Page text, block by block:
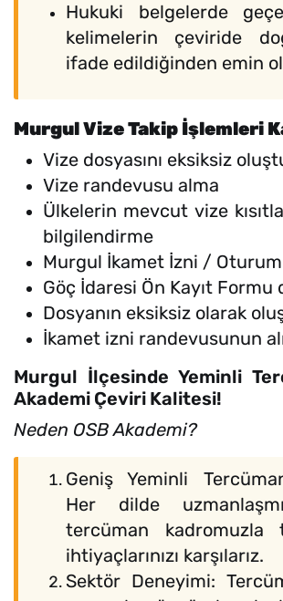
Hukuki belgelerde
kelimelerin çeviride
ifade edildiğinden emin
Murgul Vize Takip İşlemleri
Vize dosyasını eksiksiz
Vize randevusu alma
Ülkelerin mevcut vize
bilgilendirme
Murgul İkamet İzni /
Göç İdaresi Ön Kayıt Formu
Dosyanın eksiksiz olarak
İkamet izni randevusunun
Murgul İlçesinde Yeminli
Akademi Çeviri Kalitesi!
Neden OSB Akademi?
Geniş Yeminli
Her dilde
tercüman kadromuzla
ihtiyaçlarınızı karşılarız.
Sektör Deneyimi: